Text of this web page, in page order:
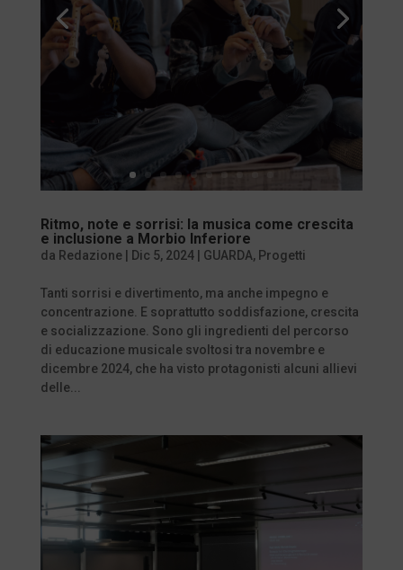
Ritmo, note e sorrisi: la musica come crescita
e inclusione a Morbio Inferiore
da Redazione| Dic 5, 2024| GUARDA, Progetti
Tanti sorrisi e divertimento, ma anche impegno e
concentrazione. E soprattutto soddisfazione, crescita
e socializzazione. Sono gli ingredienti del percorso
di educazione musicale svoltosi tra novembre e
dicembre 2024, che ha visto protagonisti alcuni allievi
delle...